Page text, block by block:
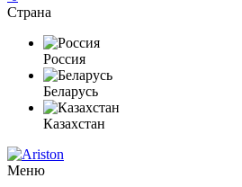
Страна
Россия
Беларусь
Казахстан
Меню